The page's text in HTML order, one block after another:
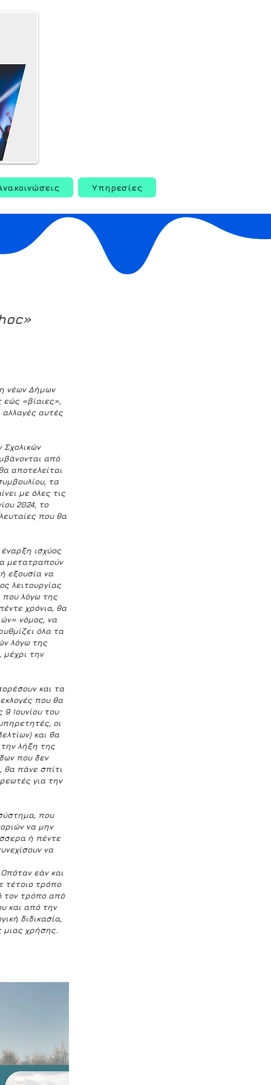
Υπηρεσίες
νέων Δήμων
«βίαιες»,
αυτές
Σχολικών
από
αποτελείται
τα
με όλες τις
2024, το
που θα
ισχύος
μετατραπούν
εξουσία να
λειτουργίας
που λόγω της
χρόνια, θα
νόμος, να
όλα τα
λόγω της
μέχρι την
και τα
που θα
9 Ιουνίου του
οι
και θα
την λήξη της
που δεν
θα πάνε σπίτι
για την
που
να μην
ή πέντε
να
εάν και
τέτοιο τρόπο
τον τρόπο από
και από την
διδικασία,
μιας χρήσης.